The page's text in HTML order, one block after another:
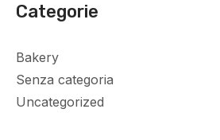
Categorie
Bakery
Senza categoria
Uncategorized